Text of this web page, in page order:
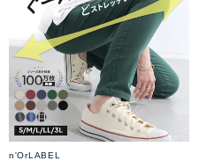
n'OrLABEL